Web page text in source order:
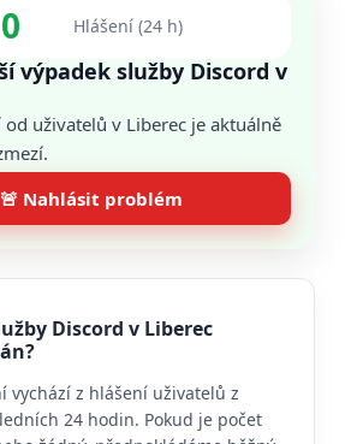
0 Hlášení (24 h)
výpadek služby Discord v
od uživatelů v Liberec je aktuálně
🚨 Nahlásit problém
Discord v Liberec
vychází z hlášení uživatelů z
24 hodin. Pokud je počet